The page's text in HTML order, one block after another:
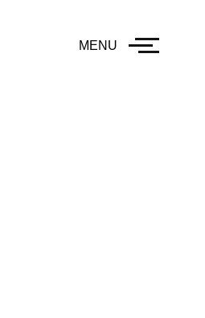
MENU